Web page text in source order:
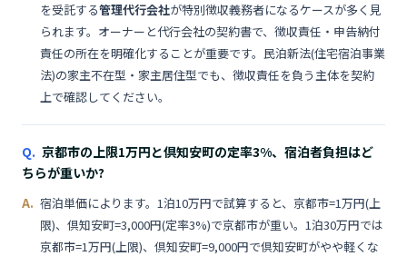
を受託する管理代行会社が特別徴収義務者になるケースが多く見
られます。オーナーと代行会社の契約書で、徴収責任・申告納付
責任の所在を明確化することが重要です。民泊新法(住宅宿泊事業
法)の家主不在型・家主居住型でも、徴収責任を負う主体を契約
上で確認してください。
京都市の上限1万円と倶知安町の定率3%、宿泊者負担はど
ちらが重いか?
宿泊単価によります。1泊10万円で試算すると、京都市=1万円(上
限)、倶知安町=3,000円(定率3%)で京都市が重い。1泊30万円では
京都市=1万円(上限)、倶知安町=9,000円で倶知安町がやや軽くな